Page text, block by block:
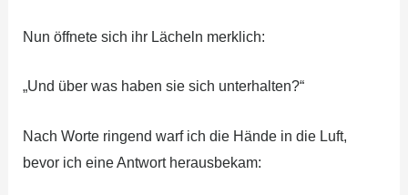
Nun öffnete sich ihr Lächeln merklich:
„Und über was haben sie sich unterhalten?“
Nach Worte ringend warf ich die Hände in die Luft,
bevor ich eine Antwort herausbekam: